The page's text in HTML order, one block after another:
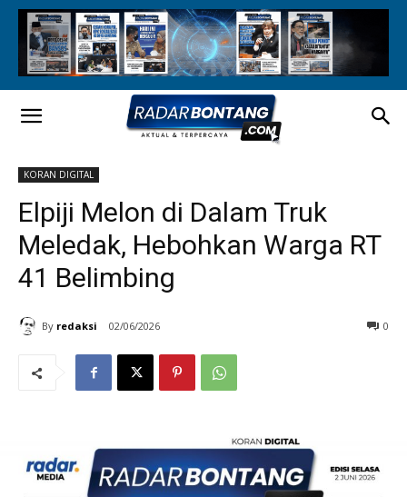
KORAN DIGITAL
Elpiji Melon di Dalam Truk
Meledak, Hebohkan Warga RT
41 Belimbing
By redaksi 02/06/2026 0